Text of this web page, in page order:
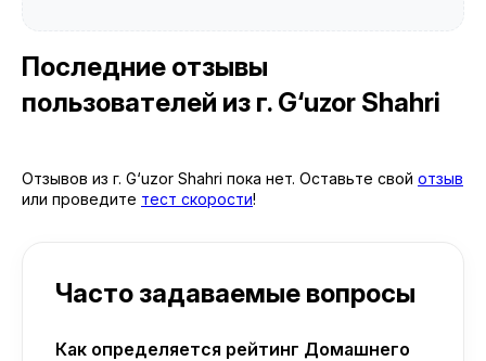
Последние отзывы
пользователей из г. G‘uzor Shahri
Отзывов из г. G‘uzor Shahri пока нет. Оставьте свой отзыв
или проведите тест скорости!
Часто задаваемые вопросы
Как определяется рейтинг Домашнего